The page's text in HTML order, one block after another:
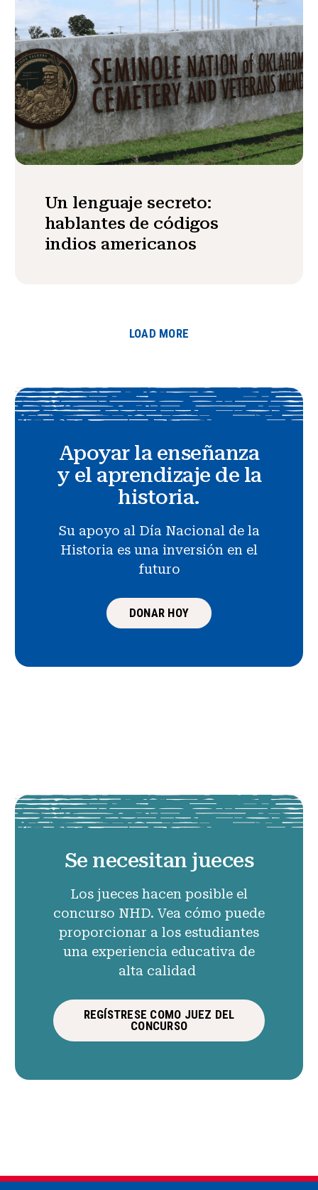
Un lenguaje secreto:
hablantes de códigos
indios americanos
LOAD MORE
Apoyar la enseñanza
y el aprendizaje de la
historia.
Su apoyo al Día Nacional de la
Historia es una inversión en el
futuro
DONAR HOY
Se necesitan jueces
Los jueces hacen posible el
concurso NHD. Vea cómo puede
proporcionar a los estudiantes
una experiencia educativa de
alta calidad
REGÍSTRESE COMO JUEZ DEL
CONCURSO